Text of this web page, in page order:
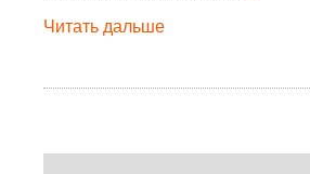
Читать дальше